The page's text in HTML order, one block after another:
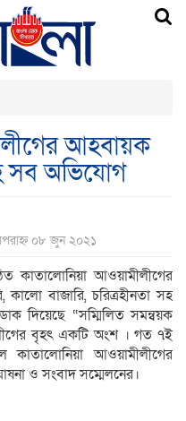
আহবায়ক
সব অভিযোগ
০৮ জুন ২০২১
কাতালোনিয়া আওয়ামীলীগের
বাজারি, চরিত্রহীনতা সহ
দিয়েছে “সম্মিলিত সমন্বয়ক
বৃহৎ একটি অংশ । গত ৭ই
কাতালোনিয়া আওয়ামীলীগের
ও সংবাদ সম্মেলনের।